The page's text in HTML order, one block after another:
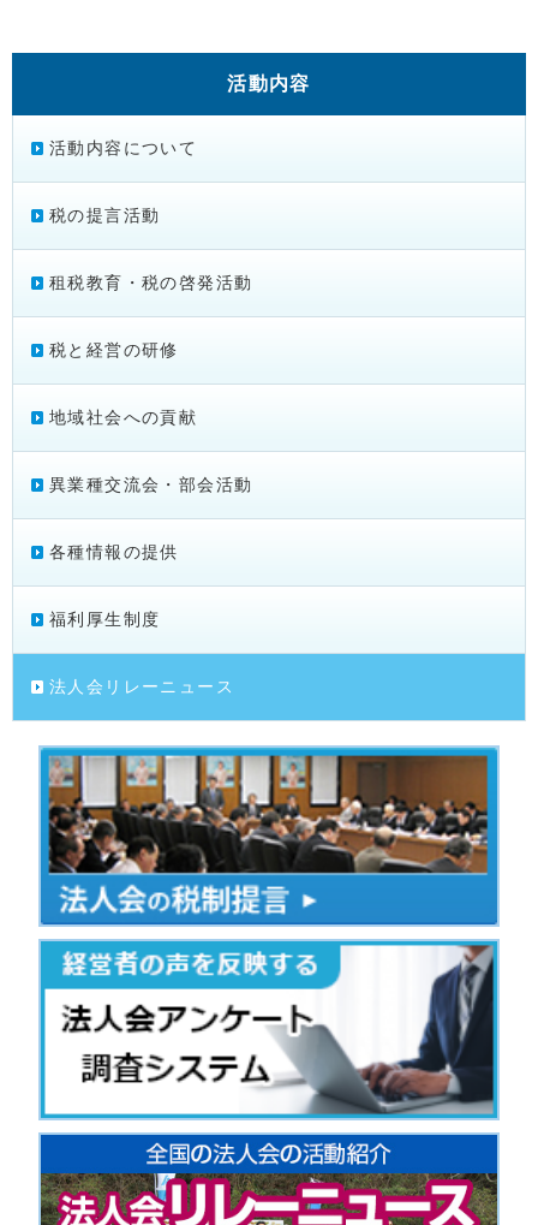
活動内容
活動内容について
税の提言活動
租税教育・税の啓発活動
税と経営の研修
地域社会への貢献
異業種交流会・部会活動
各種情報の提供
福利厚生制度
法人会リレーニュース